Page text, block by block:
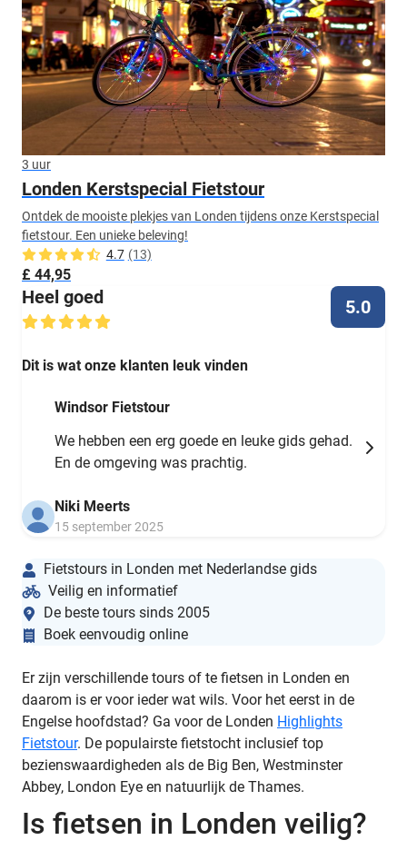
3 uur
Londen Kerstspecial Fietstour
Ontdek de mooiste plekjes van Londen tijdens onze Kerstspecial
fietstour. Een unieke beleving!
4.7 (13)
£ 44,95
Heel goed 5.0
Dit is wat onze klanten leuk vinden
Windsor Fietstour
We hebben een erg goede en leuke gids gehad.
En de omgeving was prachtig.
Niki Meerts
15 september 2025
Fietstours in Londen met Nederlandse gids
Veilig en informatief
De beste tours sinds 2005
Boek eenvoudig online
Er zijn verschillende tours of te fietsen in Londen en
daarom is er voor ieder wat wils. Voor het eerst in de
Engelse hoofdstad? Ga voor de Londen Highlights
Fietstour. De populairste fietstocht inclusief top
bezienswaardigheden als de Big Ben, Westminster
Abbey, London Eye en natuurlijk de Thames.
Is fietsen in Londen veilig?